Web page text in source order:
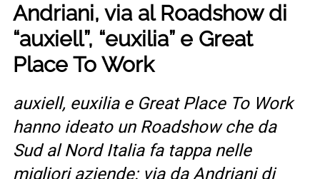
Andriani, via al Roadshow di
“auxiell”, “euxilia” e Great
Place To Work
auxiell, euxilia e Great Place To Work
hanno ideato un Roadshow che da
Sud al Nord Italia fa tappa nelle
migliori aziende: via da Andriani di